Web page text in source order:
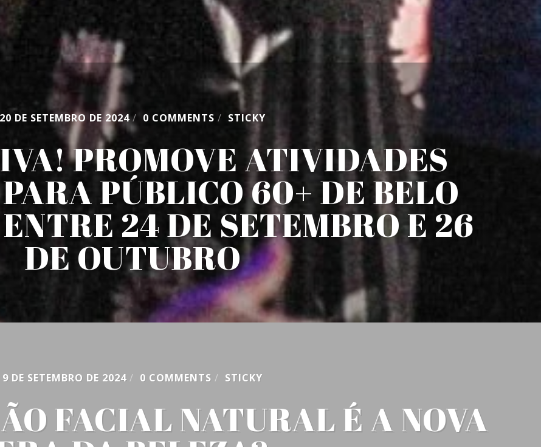
20 DE SETEMBRO DE 2024 / 0 COMMENTS / STICKY
PROMOVE ATIVIDADES
PÚBLICO 60+ DE BELO
24 DE SETEMBRO E 26
DE OUTUBRO
9 DE SETEMBRO DE 2024 / 0 COMMENTS / STICKY
FACIAL NATURAL É A NOVA